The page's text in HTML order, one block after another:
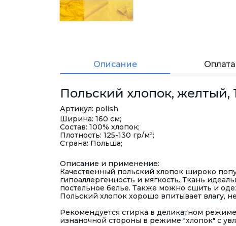
Описание Оплата
Польский хлопок, желтый,
Артикул: polish
Ширина: 160 см;
Состав: 100% хлопок;
Плотность: 125-130 гр/м²;
Страна: Польша;
Описание и применение:
Качественный польский хлопок широко
гипоаллергенность и мягкость. Ткань
постельное белье. Также можно сшить и
Польский хлопок хорошо впитывает влагу,
Рекомендуется стирка в деликатном
изнаночной стороны в режиме "хлопок" с